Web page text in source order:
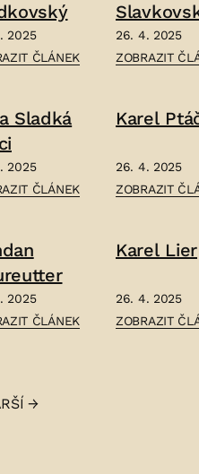
2025
ČLÁNEK
26. 4. 2025
ČLÁNEK:
–
ZOBRAZIT
Sladká
2025
ČLÁNEK
Karel
26. 4. 2025
ČLÁNEK:
–
ZOBRAZIT
2025
ČLÁNEK
Karel Lier
26. 4. 2025
ČLÁNEK:
ZOBRAZIT
→